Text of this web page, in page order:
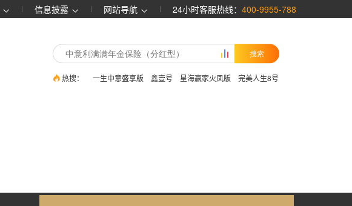
24小时客服热线： 400-9955-788
网站导航
信息披露
搜索
热搜： 一生中意盛享版 鑫壹号 星海赢家火凤版 完美人生8号